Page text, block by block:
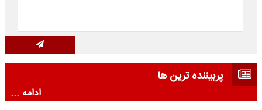
پربیننده ترین ها
ادامه ...